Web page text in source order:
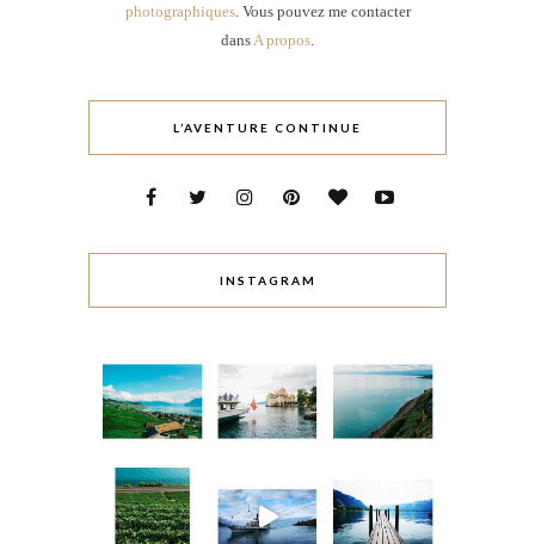
photographiques. Vous pouvez me contacter
dans A propos
L’AVENTURE CONTINUE
INSTAGRAM